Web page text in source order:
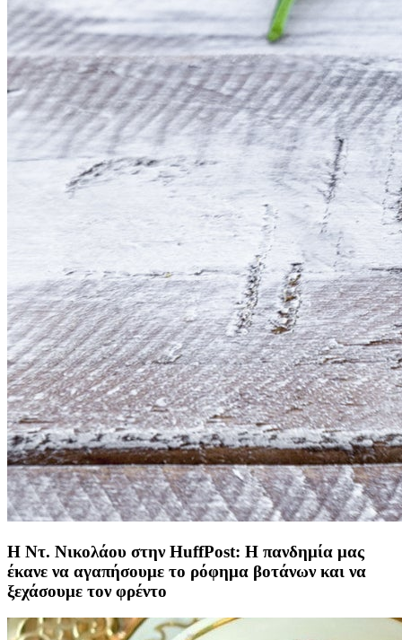
Η Ντ. Νικολάου στην HuffPost: Η πανδημία μας
έκανε να αγαπήσουμε το ρόφημα βοτάνων και να
ξεχάσουμε τον φρέντο